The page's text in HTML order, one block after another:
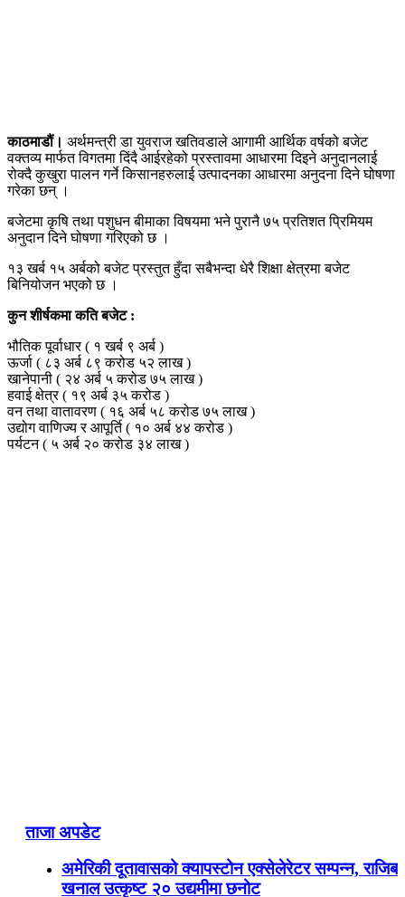
काठमाडौं। अर्थमन्त्री डा युवराज खतिवडाले आगामी आर्थिक वर्षको बजेट
वक्तव्य मार्फत विगतमा दिंदै आईरहेको प्रस्तावमा आधारमा दिइने अनुदानलाई
रोक्दै कुखुरा पालन गर्ने किसानहरुलाई उत्पादनका आधारमा अनुदना दिने घोषणा
गरेका छन् ।
बजेटमा कृषि तथा पशुधन बीमाका विषयमा भने पुरानै ७५ प्रतिशत प्रिमियम
अनुदान दिने घोषणा गरिएको छ ।
१३ खर्ब १५ अर्बको बजेट प्रस्तुत हुँदा सबैभन्दा धेरै शिक्षा क्षेत्रमा बजेट
बिनियोजन भएको छ ।
कुन शीर्षकमा कति बजेट :
भौतिक पूर्वाधार ( १ खर्ब ९ अर्ब )
ऊर्जा ( ८३ अर्ब ८९ करोड ५२ लाख )
खानेपानी ( २४ अर्ब ५ करोड ७५ लाख )
हवाई क्षेत्र ( १९ अर्ब ३५ करोड )
वन तथा वातावरण ( १६ अर्ब ५८ करोड ७५ लाख )
उद्योग वाणिज्य र आपूर्ति ( १० अर्ब ४४ करोड )
पर्यटन ( ५ अर्ब २० करोड ३४ लाख )
ताजा अपडेट
अमेरिकी दूतावासको क्यापस्टोन एक्सेलेरेटर सम्पन्न, राजिब
खनाल उत्कृष्ट २० उद्यमीमा छनोट